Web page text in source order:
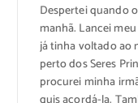
Despertei quando
manhã. Lancei
já tinha voltado ao
perto dos Seres
procurei minha